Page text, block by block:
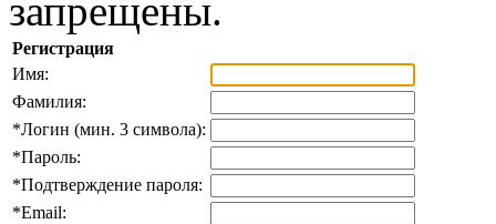
запрещены.
Регистрация
Имя:
Фамилия:
*Логин (мин. 3 символа):
*Пароль:
*Подтверждение пароля:
*Email: